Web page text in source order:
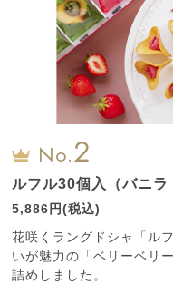
No.2
ルフル30個入（バニラ
5,886円(税込)
花咲くラングドシャ「ル
いが魅力の「ベリーベリ
詰めしました。